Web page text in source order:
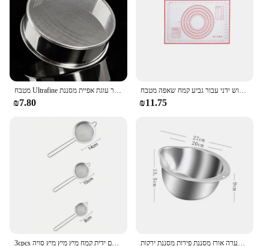
₪7.80
אפיית טופה קמח מסנני אבקת נירוסטה מוחזקת מנטר לשימוש ידני עבור גביע קמח שאפה מטבח
₪11.75